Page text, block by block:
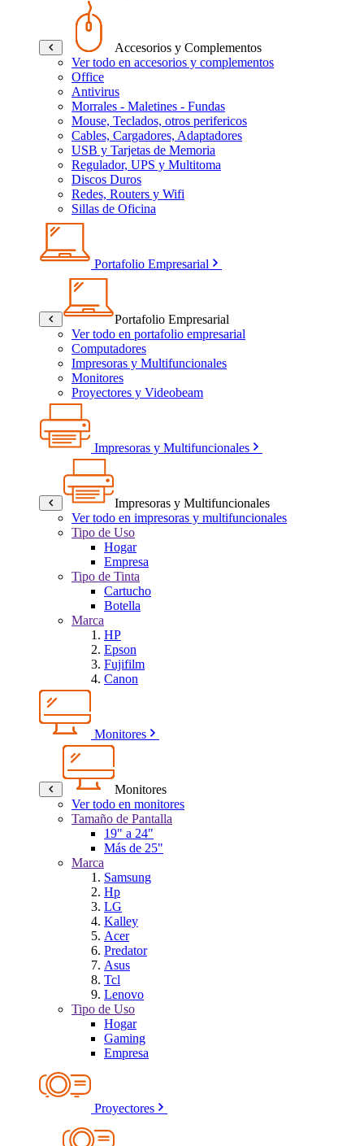
Accesorios y Complementos
Ver todo en accesorios y complementos
Office
Antivirus
Morrales - Maletines - Fundas
Mouse, Teclados, otros perifericos
Cables, Cargadores, Adaptadores
USB y Tarjetas de Memoria
Regulador, UPS y Multitoma
Discos Duros
Redes, Routers y Wifi
Sillas de Oficina
Portafolio Empresarial
Portafolio Empresarial
Ver todo en portafolio empresarial
Computadores
Impresoras y Multifuncionales
Monitores
Proyectores y Videobeam
Impresoras y Multifuncionales
Impresoras y Multifuncionales
Ver todo en impresoras y multifuncionales
Tipo de Uso
Hogar
Empresa
Tipo de Tinta
Cartucho
Botella
Marca
HP
Epson
Fujifilm
Canon
Monitores
Monitores
Ver todo en monitores
Tamaño de Pantalla
19" a 24"
Más de 25"
Marca
Samsung
Hp
LG
Kalley
Acer
Predator
Asus
Tcl
Lenovo
Tipo de Uso
Hogar
Gaming
Empresa
Proyectores